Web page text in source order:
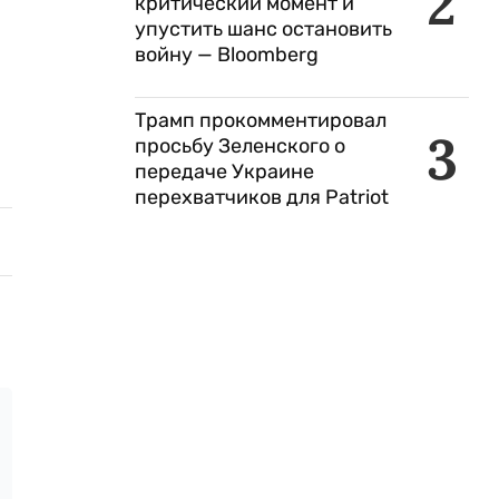
упустить шанс остановить
войну — Bloomberg
3
Трамп прокомментировал
просьбу Зеленского о
передаче Украине
перехватчиков для Patriot